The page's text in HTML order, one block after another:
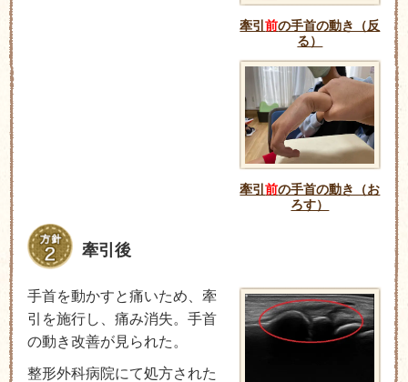
牽引前の手首の動き（反
る）
牽引前の手首の動き（お
ろす）
牽引後
手首を動かすと痛いため、牽
引を施行し、痛み消失。手首
の動き改善が見られた。
整形外科病院にて処方された